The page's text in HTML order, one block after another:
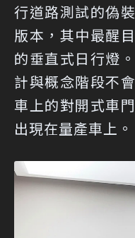
行道路測試的偽
版本，其中最醒
的垂直式日行燈
計與概念階段不
車上的對開式車
出現在量產車上。